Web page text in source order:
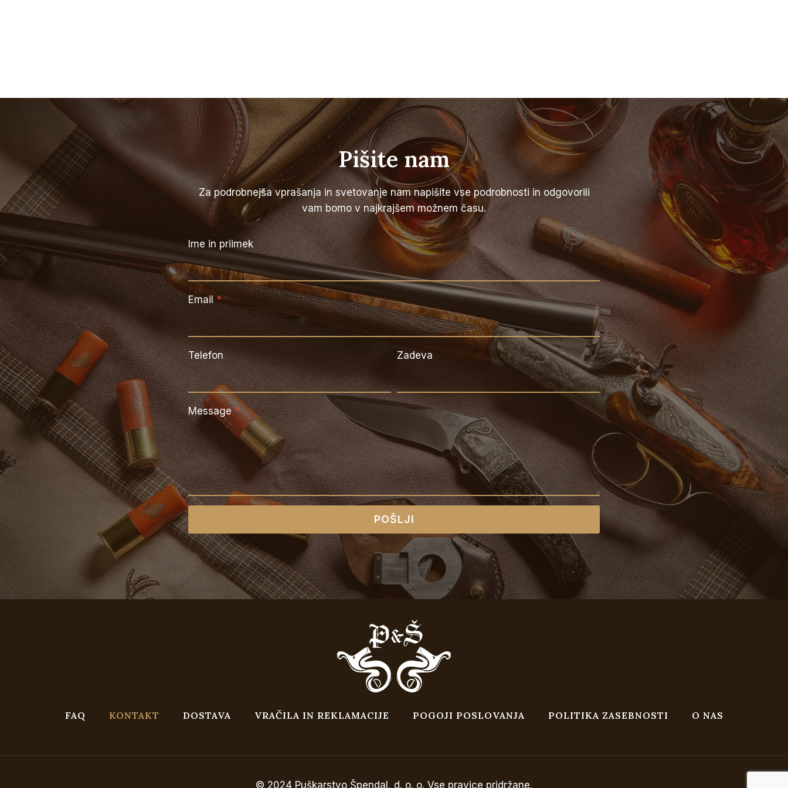
Pišite nam
Za podrobnejša vprašanja in svetovanje nam napišite vse podrobnosti in odgovorili
vam bomo v najkrajšem možnem času.
Ime in priimek
Email *
Telefon Zadeva
Message *
POŠLJI
FAQ KONTAKT DOSTAVA VRAČILA IN REKLAMACIJE POGOJI POSLOVANJA POLITIKA ZASEBNOSTI O NAS
© 2024 Puškarstvo Špendal, d. o. o. Vse pravice pridržane.